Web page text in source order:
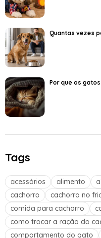
Quantas vezes
Por que os
Tags
acessórios alimento
cachorro
cachorro no
comida para cachorro
como trocar a ração do
comportamento do gato